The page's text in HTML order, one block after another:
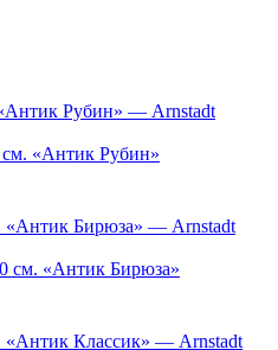
см. «Антик Рубин»
см. «Антик Бирюза»